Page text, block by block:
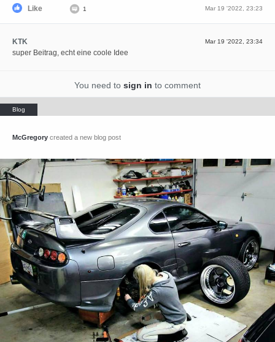
Mar 19 '2022, 23:23
Like 1
Mar 19 '2022, 23:34
KTK
super Beitrag, echt eine coole Idee
You need to sign in to comment
McGregory created a new blog post